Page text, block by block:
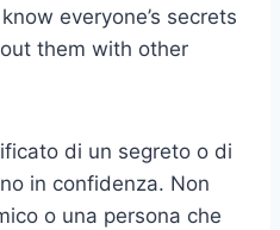
everyone’s secrets
them with other
di un segreto o di
in confidenza. Non
o una persona che